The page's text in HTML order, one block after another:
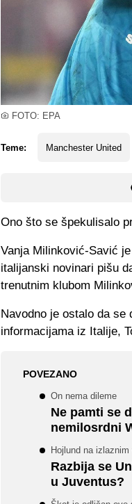
FOTO: EPA
Teme: Manchester United
Ono što se špekulisalo
Vanja Milinković-Savić
italijanski novinari pišu
trenutnim klubom
Navodno je ostalo da
informacijama iz Italije,
POVEZANO
On nema dileme
Ne pamti se
nemilosrdni
Hojlund na
Razbija se
u Juventus?